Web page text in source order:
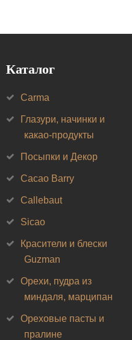
Каталог
Carma
Глазури, начинки и
какао-продукты
Посыпки и Декор
Cacao Barry
Callebaut
Sicao
Красители и блески
Guzman
Орехи, пудра из
миндаля, марципан
Ореховые пасты и
пралине